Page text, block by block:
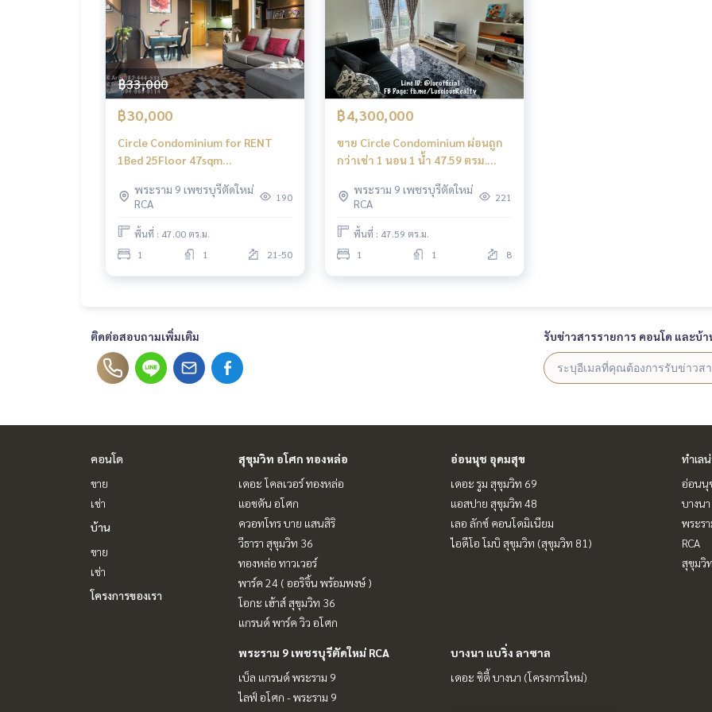
฿33,000
฿30,000
Circle Condominium for RENT
1Bed 25Floor 47sqm
พระราม 9 เพชรบุรีตัดใหม่
RCA
190
พื้นที่ : 47.00 ตร.ม.
1
1 21-50
฿4,300,000
ขาย Circle Condominium ผ่อนถูก
กว่าเช่า 1 นอน 1 น้ำ 47.59 ตรม.
พระราม 9 เพชรบุรีตัดใหม่
RCA
221
พื้นที่ : 47.59 ตร.ม.
1
1 8
ติดต่อสอบถามเพิ่มเติม รับข่าวสารรายการ คอนโด และบ้า
คอนโด
ขาย
เช่า
บ้าน
ขาย
เช่า
โครงการของเรา
สุขุมวิท อโศก ทองหล่อ
เดอะ โคลเวอร์ ทองหล่อ
แอชตัน อโศก
ควอทโทร บาย แสนสิริ
วีธารา สุขุมวิท 36
ทองหล่อ ทาวเวอร์
พาร์ค 24 ( ออริจิ้น พร้อมพงษ์ )
โอกะ เฮ้าส์ สุขุมวิท 36
แกรนด์ พาร์ค วิว อโศก
อ่อนนุช อุดมสุข
เดอะ รูม สุขุมวิท 69
แอสปาย สุขุมวิท 48
เลอ ลักซ์ คอนโดมิเนียม
ไอดีโอ โมบิ สุขุมวิท (สุขุมวิท 81)
พระราม 9 เพชรบุรีตัดใหม่ RCA
เบ็ล แกรนด์ พระราม 9
ไลฟ์ อโศก - พระราม 9
บางนา แบริ่ง ลาซาล
เดอะ ซิตี้ บางนา (โครงการใหม่)
ทำเล
อ่อนนุ
บางน
พระร
RCA
สุขุมวิ